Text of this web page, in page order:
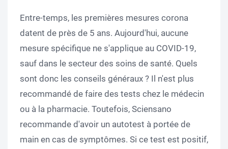
Entre-temps, les premières mesures corona
datent de près de 5 ans. Aujourd'hui, aucune
mesure spécifique ne s'applique au COVID-19,
sauf dans le secteur des soins de santé. Quels
sont donc les conseils généraux ? Il n'est plus
recommandé de faire des tests chez le médecin
ou à la pharmacie. Toutefois, Sciensano
recommande d'avoir un autotest à portée de
main en cas de symptômes. Si ce test est positif,